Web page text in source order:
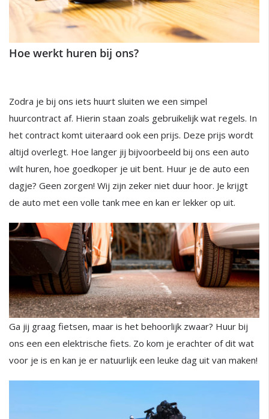
Hoe werkt huren bij ons?
Zodra je bij ons iets huurt sluiten we een simpel
huurcontract af. Hierin staan zoals gebruikelijk wat regels. In
het contract komt uiteraard ook een prijs. Deze prijs wordt
altijd overlegt. Hoe langer jij bijvoorbeeld bij ons een auto
wilt huren, hoe goedkoper je uit bent. Huur je de auto een
dagje? Geen zorgen! Wij zijn zeker niet duur hoor. Je krijgt
de auto met een volle tank mee en kan er lekker op uit.
Ga jij graag fietsen, maar is het behoorlijk zwaar? Huur bij
ons een een elektrische fiets. Zo kom je erachter of dit wat
voor je is en kan je er natuurlijk een leuke dag uit van maken!